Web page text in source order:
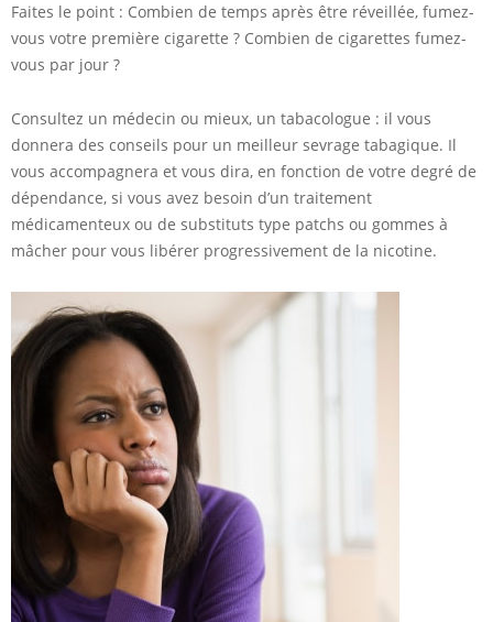
Faites le point : Combien de temps après être réveillée, fumez-
vous votre première cigarette ? Combien de cigarettes fumez-
vous par jour ?
Consultez un médecin ou mieux, un tabacologue : il vous
donnera des conseils pour un meilleur sevrage tabagique. Il
vous accompagnera et vous dira, en fonction de votre degré de
dépendance, si vous avez besoin d’un traitement
médicamenteux ou de substituts type patchs ou gommes à
mâcher pour vous libérer progressivement de la nicotine.